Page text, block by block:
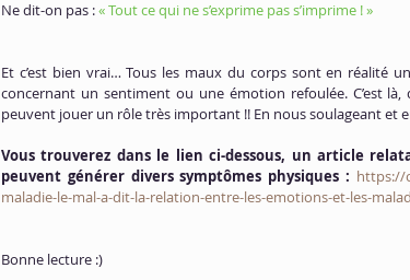
Ne dit-on pas : « Tout ce qui ne s’exprime pas s’imprime ! »
Et c’est bien vrai… Tous les maux du corps sont en réalité
concernant un sentiment ou une émotion refoulée. C’est
peuvent jouer un rôle très important !! En nous soulageant et
Vous trouverez dans le lien ci-dessous, un article
peuvent générer divers symptômes physiques : https://
maladie-le-mal-a-dit-la-relation-entre-les-emotions-et-les-
Bonne lecture :)